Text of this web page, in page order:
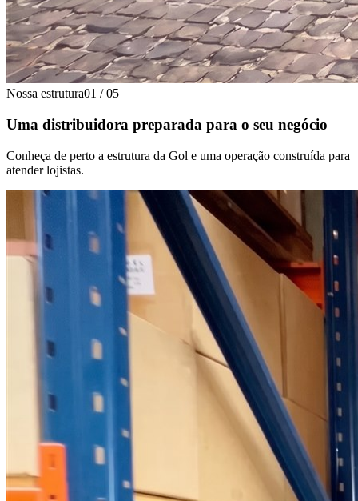
Nossa estrutura01 / 05
Uma distribuidora preparada para o seu negócio
Conheça de perto a estrutura da Gol e uma operação construída para
atender lojistas.